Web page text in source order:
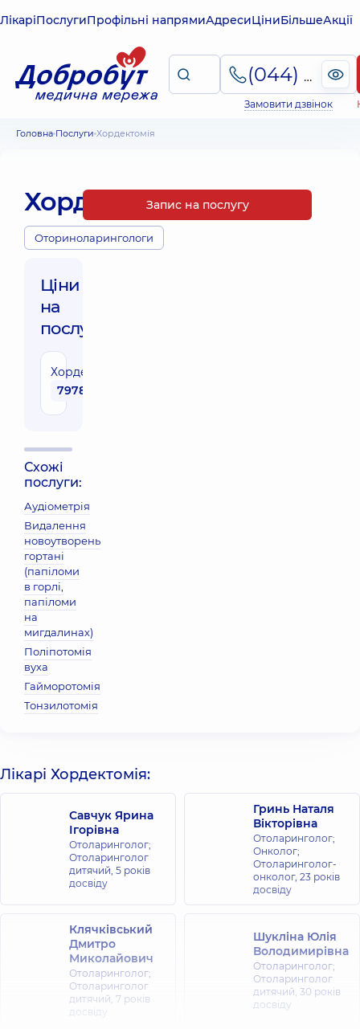
ЛікаріПослугиПрофільні напрямиАдресиЦіниБільшеАкції
(044) 495-2-888
Замовити дзвінок
Головна Послуги Хордектомія
Хордектомія
Оториноларингологи
Ціни
на
послуги:
Хордектомія
79780 грн
Схожі
послуги:
Аудіометрія
Видалення
новоутворень
гортані
(папіломи
в горлі,
папіломи
на
мигдалинах)
Поліпотомія
вуха
Гайморотомія
Тонзилотомія
Запис на послугу
Лікарі Хордектомія:
Савчук Ярина
Ігорівна
Отоларинголог;
Отоларинголог
дитячий, 5 років
досвіду
Гринь Наталя
Вікторівна
Отоларинголог;
Онколог;
Отоларинголог-
онколог, 23 років
досвіду
Клячківський
Дмитро
Миколайович
Отоларинголог;
Отоларинголог
дитячий, 7 років
досвіду
Шукліна Юлія
Володимирівна
Отоларинголог;
Отоларинголог
дитячий, 30 років
досвіду